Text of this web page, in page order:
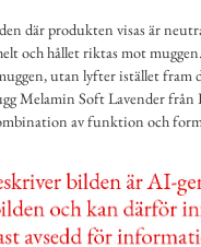
där produkten visas är
och hållet riktas mot
utan lyfter istället fram
Melamin Soft Lavender
av funktion och